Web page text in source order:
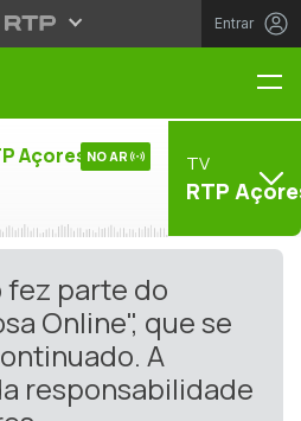
Entrar
Açores NO AR TV
RTP
fez parte do
Online", que se
A
responsabilidade